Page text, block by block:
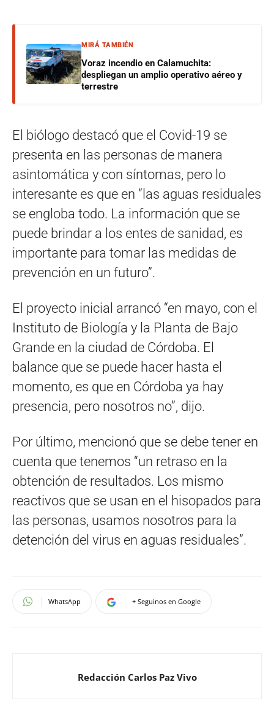
MIRÁ TAMBIÉN
Voraz incendio en Calamuchita:
despliegan un amplio operativo aéreo y
terrestre
El biólogo destacó que el Covid-19 se
presenta en las personas de manera
asintomática y con síntomas, pero lo
interesante es que en “las aguas residuales
se engloba todo. La información que se
puede brindar a los entes de sanidad, es
importante para tomar las medidas de
prevención en un futuro”.
El proyecto inicial arrancó “en mayo, con el
Instituto de Biología y la Planta de Bajo
Grande en la ciudad de Córdoba. El
balance que se puede hacer hasta el
momento, es que en Córdoba ya hay
presencia, pero nosotros no”, dijo.
Por último, mencionó que se debe tener en
cuenta que tenemos “un retraso en la
obtención de resultados. Los mismo
reactivos que se usan en el hisopados para
las personas, usamos nosotros para la
detención del virus en aguas residuales”.
WhatsApp + Seguinos en Google
Redacción Carlos Paz Vivo